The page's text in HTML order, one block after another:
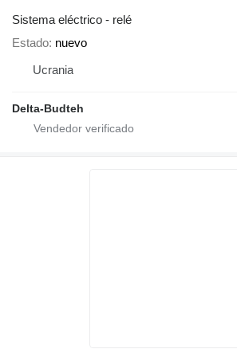
Sistema eléctrico - relé
Estado nuevo
Ucrania
Delta-Budteh